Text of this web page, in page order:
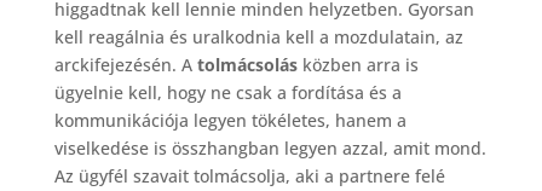
higgadtnak kell lennie minden helyzetben. Gyorsan
kell reagálnia és uralkodnia kell a mozdulatain, az
arckifejezésén. A tolmácsolásközben arra is
ügyelnie kell, hogy ne csak a fordítása és a
kommunikációja legyen tökéletes, hanem a
viselkedése is összhangban legyen azzal, amit mond.
Az ügyfél szavait tolmácsolja, aki a partnere felé